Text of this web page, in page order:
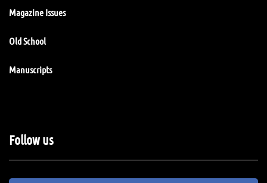
Magazine Issues
Old School
Manuscripts
Follow us